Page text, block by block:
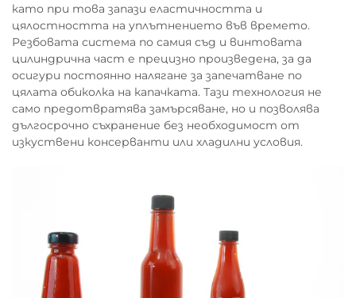
като при това запази еластичността и
цялостността на уплътнението във времето.
Резбовата система по самия съд и винтовата
цилиндрична част е прецизно произведена, за да
осигури постоянно налягане за запечатване по
цялата обиколка на капачката. Тази технология не
само предотвратява замърсяване, но и позволява
дългосрочно съхранение без необходимост от
изкуствени консерванти или хладилни условия.